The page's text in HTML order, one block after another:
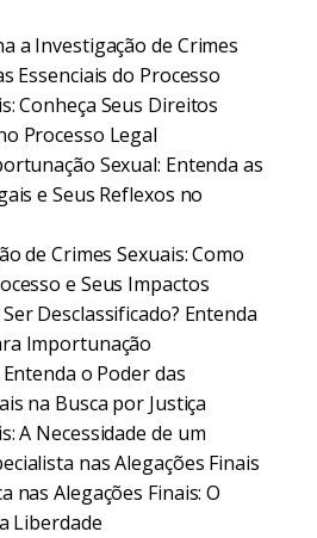
a Investigação de Crimes
Essenciais do Processo
Conheça Seus Direitos
Processo Legal
Sexual: Entenda as
e Seus Reflexos no
de Crimes Sexuais: Como
e Seus Impactos
Desclassificado? Entenda
Importunação
o Poder das
na Busca por Justiça
A Necessidade de um
nas Alegações Finais
nas Alegações Finais: O
Liberdade